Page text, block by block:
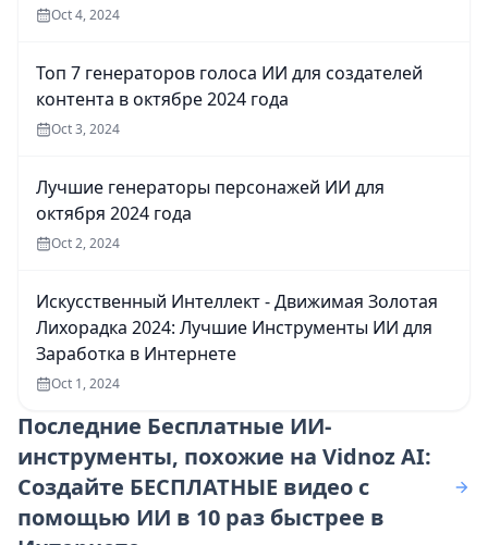
Oct 4, 2024
Топ 7 генераторов голоса ИИ для создателей
контента в октябре 2024 года
Oct 3, 2024
Лучшие генераторы персонажей ИИ для
октября 2024 года
Oct 2, 2024
Искусственный Интеллект - Движимая Золотая
Лихорадка 2024: Лучшие Инструменты ИИ для
Заработка в Интернете
Oct 1, 2024
Последние Бесплатные ИИ-
инструменты, похожие на Vidnoz AI:
Создайте БЕСПЛАТНЫЕ видео с
помощью ИИ в 10 раз быстрее в